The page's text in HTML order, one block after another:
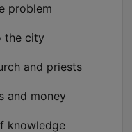
problem
the city
and priests
and money
knowledge